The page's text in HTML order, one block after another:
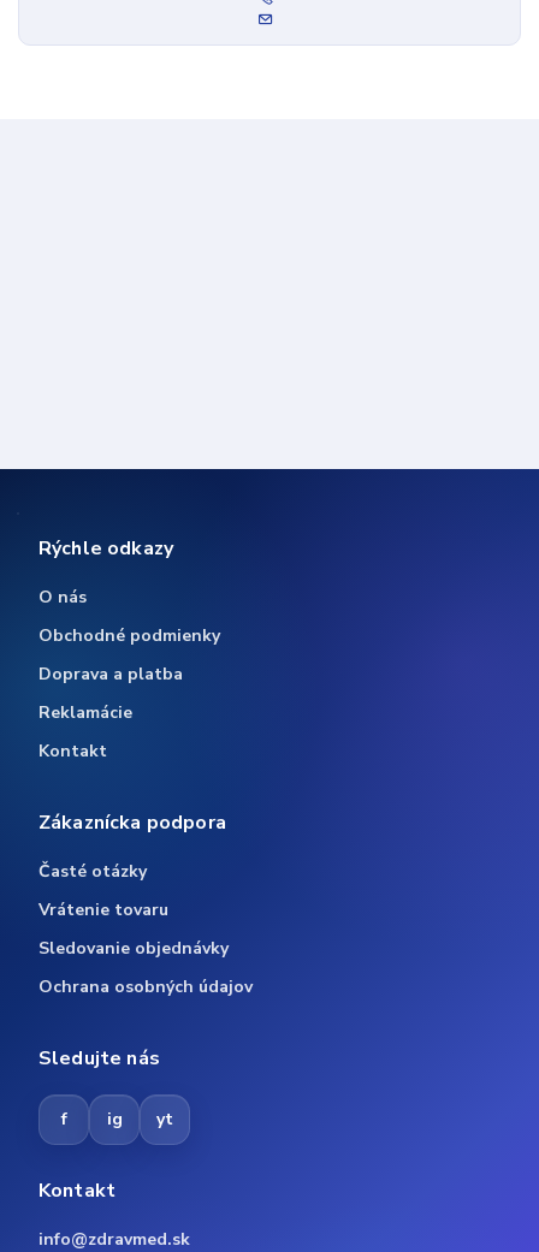
Rýchle odkazy
O nás
Obchodné podmienky
Doprava a platba
Reklamácie
Kontakt
Zákaznícka podpora
Časté otázky
Vrátenie tovaru
Sledovanie objednávky
Ochrana osobných údajov
Sledujte nás
f ig yt
Kontakt
info@zdravmed.sk